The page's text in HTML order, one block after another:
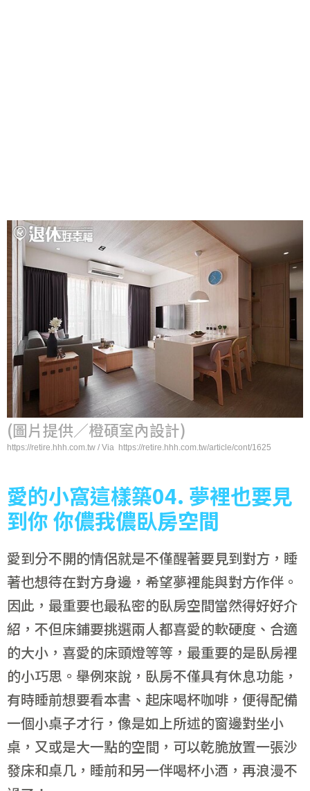
(圖片提供／橙碩室內設計)
https://retire.hhh.com.tw / Via https://retire.hhh.com.tw/article/cont/1625
愛的小窩這樣築04. 夢裡也要見
到你 你儂我儂臥房空間
愛到分不開的情侶就是不僅醒著要見到對方，睡
著也想待在對方身邊，希望夢裡能與對方作伴。
因此，最重要也最私密的臥房空間當然得好好介
紹，不但床鋪要挑選兩人都喜愛的軟硬度、合適
的大小，喜愛的床頭燈等等，最重要的是臥房裡
的小巧思。舉例來說，臥房不僅具有休息功能，
有時睡前想要看本書、起床喝杯咖啡，便得配備
一個小桌子才行，像是如上所述的窗邊對坐小
桌，又或是大一點的空間，可以乾脆放置一張沙
發床和桌几，睡前和另一伴喝杯小酒，再浪漫不